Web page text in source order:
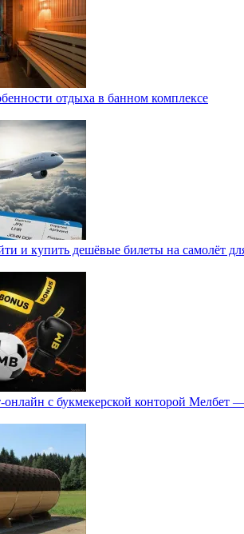
отдыха в банном комплексе
и купить дешёвые билеты на самолёт
онлайн с букмекерской конторой Мелбет